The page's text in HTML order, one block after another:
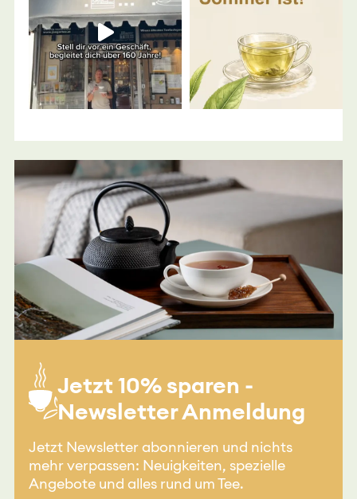
Jetzt 10% sparen -
Newsletter Anmeldung
Jetzt Newsletter abonnieren und nichts
mehr verpassen: Neuigkeiten, spezielle
Angebote und alles rund um Tee.